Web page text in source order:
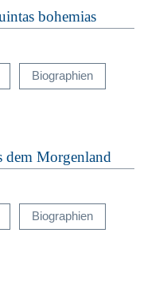
bohemias
Biographien
dem Morgenland
Biographien